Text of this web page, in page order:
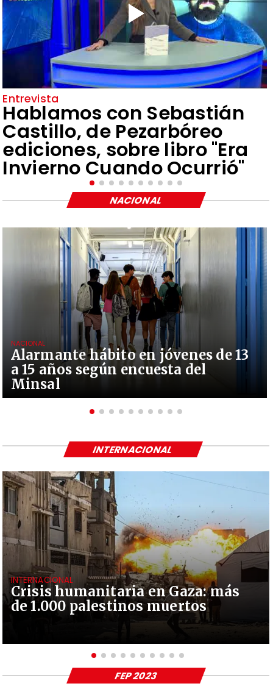
Entrevista
Hablamos con Sebastián
Castillo, de Pezarbóreo
ediciones, sobre libro "Era
Invierno Cuando Ocurrió"
Alarmante hábito en jóvenes de 13
a 15 años según encuesta del
Minsal
NACIONAL
NACIONAL
Crisis humanitaria en Gaza: más
de 1.000 palestinos muertos
INTERNACIONAL
INTERNACIONAL
FEP 2023